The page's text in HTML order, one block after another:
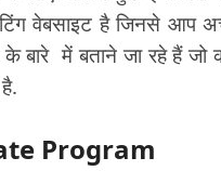
वेबसाइट है जिनसे
में बताने जा रहे हैं जो
Program